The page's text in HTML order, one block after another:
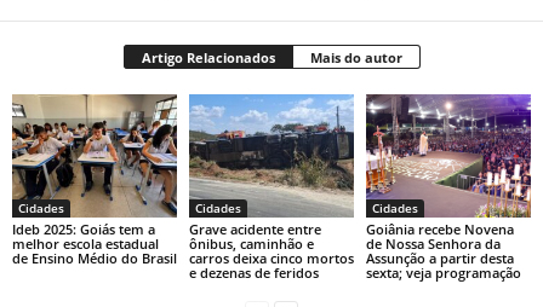
Artigo Relacionados Mais do autor
Cidades
Ideb 2025: Goiás tem a
melhor escola estadual
de Ensino Médio do Brasil
Cidades
Grave acidente entre
ônibus, caminhão e
carros deixa cinco mortos
e dezenas de feridos
Cidades
Goiânia recebe Novena
de Nossa Senhora da
Assunção a partir desta
sexta; veja programação